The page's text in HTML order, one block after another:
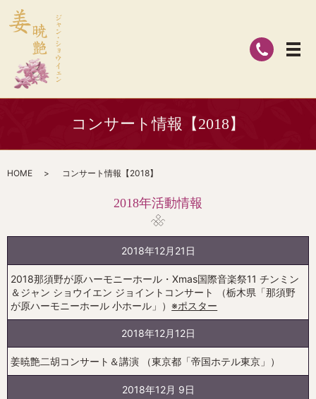
コンサート情報【2018】
HOME コンサート情報【2018】
2018年活動情報
2018年12月21日
2018那須野が原ハーモニーホール・Xmas国際音楽祭11 チンミン
＆ジャン ショウイエン ジョイントコンサート （栃木県「那須野
が原ハーモニーホール 小ホール」）※ポスター
2018年12月12日
姜暁艶二胡コンサート＆講演 （東京都「帝国ホテル東京」）
2018年12月 9日